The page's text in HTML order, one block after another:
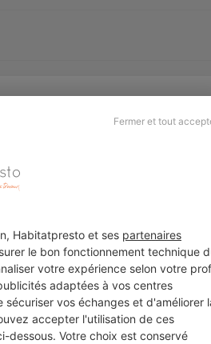
Fermer et tout
Habitatpresto et ses partenaires
le bon fonctionnement technique
votre expérience selon votre
adaptées à vos centres
vos échanges et d'améliorer
accepter l'utilisation de ces
dessous. Votre choix est conservé
Légal
Charte cookies